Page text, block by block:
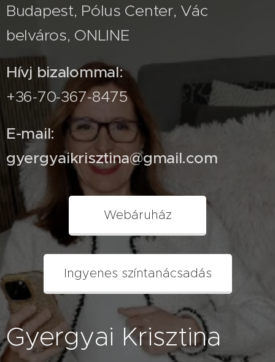
Budapest, Pólus Center, Vác
belváros, ONLINE
Hívj bizalommal:
+36-70-367-8475
E-mail:
gyergyaikrisztina@gmail.com
Webáruház
Ingyenes színtanácsadás
Gyergyai Krisztina